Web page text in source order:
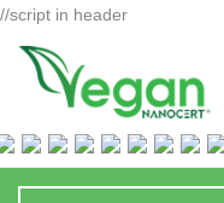
//script in header